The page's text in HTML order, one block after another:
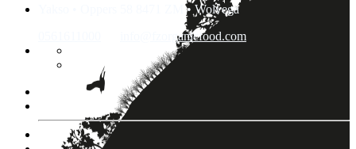
Yakso • Oppers 58 8471 ZM • Wolvega
info@fzorganicfood.com